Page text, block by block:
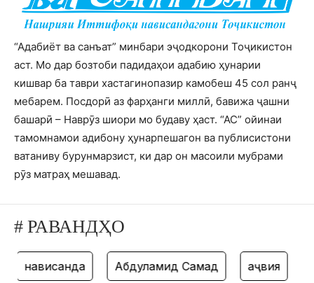
“Адабиёт ва санъат” минбари эҷодкорони Тоҷикистон
аст. Мо дар бозтоби падидаҳои адабию ҳунарии
кишвар ба таври хастагинопазир камобеш 45 сол ранҷ
мебарем. Посдорӣ аз фарҳанги миллӣ, бавижа ҷашни
башарӣ – Наврӯз шиори мо будаву ҳаст. “АС” ойинаи
тамомнамои адибону ҳунарпешагон ва публисистони
ватаниву бурунмарзист, ки дар он масоили мубрами
рӯз матраҳ мешавад.
# РАВАНДҲО
нависанда Абдулҳамид Самад ҳаҷвия